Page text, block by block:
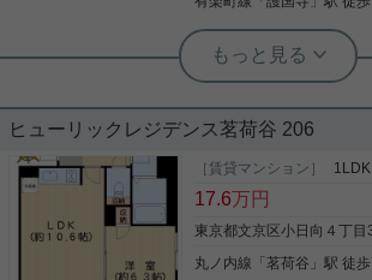
実用春日ホーム 茗荷谷店 堀田枝里
茗荷谷駅最寄り
茗荷谷駅徒歩7分、1LDKの
期借家契約3年ですが、再契約可能☆
り、広々した間取りです！ 室
心！ お気軽にお問い合わせくださいませ！ ★お電話
ヒューリックレジデンス茗荷谷 206
［賃貸マンション］ 1LDK
17.6万円
東京都文京区小日向４丁目
丸ノ内線 「茗荷谷 」駅 徒